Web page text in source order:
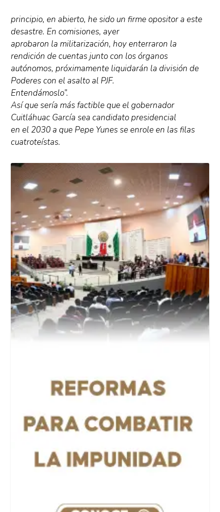
principio, en abierto, he sido un firme opositor a este
desastre. En comisiones, ayer
aprobaron la militarización, hoy enterraron la
rendición de cuentas junto con los órganos
autónomos, próximamente liquidarán la división de
Poderes con el asalto al PJF.
Entendámoslo”.
Así que sería más factible que el gobernador
Cuitláhuac García sea candidato presidencial
en el 2030 a que Pepe Yunes se enrole en las filas
cuatroteístas.